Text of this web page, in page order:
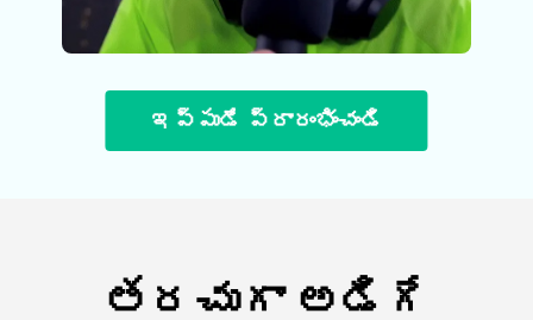
ఇప్పుడే ప్రారంభించండి
తరచుగా అడిగే